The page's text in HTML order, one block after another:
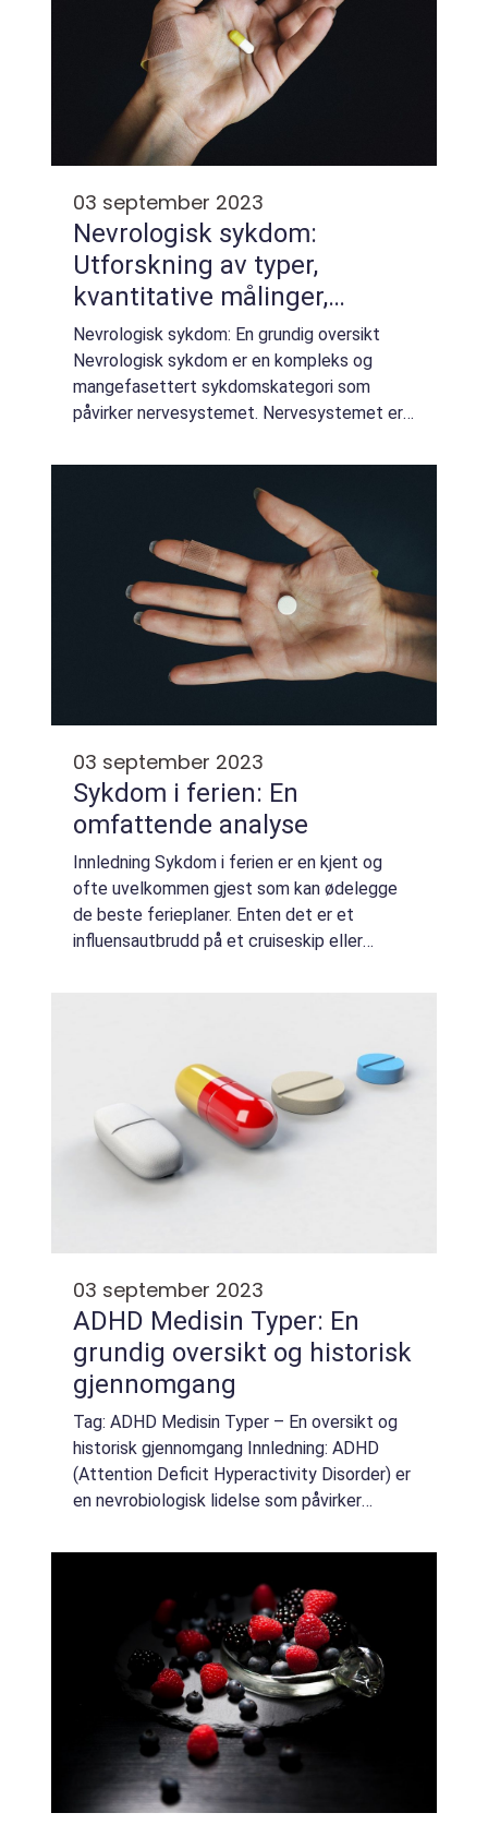
03 september 2023
Nevrologisk sykdom:
Utforskning av typer,
kvantitative målinger,
forskjeller og historisk
perspektiv
Nevrologisk sykdom: En grundig oversikt
Nevrologisk sykdom er en kompleks og
mangefasettert sykdomskategori som
påvirker nervesystemet. Nervesystemet er
spiller en nøkkelrolle i reguleringen av alle
03 september 2023
Sykdom i ferien: En
omfattende analyse
Innledning Sykdom i ferien er en kjent og
ofte uvelkommen gjest som kan ødelegge
de beste ferieplaner. Enten det er et
influensautbrudd på et cruiseskip eller
03 september 2023
ADHD Medisin Typer: En
grundig oversikt og historisk
gjennomgang
Tag: ADHD Medisin Typer – En oversikt og
historisk gjennomgang Innledning: ADHD
(Attention Deficit Hyperactivity Disorder) er
en nevrobiologisk lidelse som påvirker
relatert til oppmerksomhet, impulsivite...